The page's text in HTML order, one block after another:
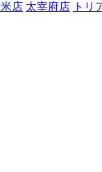
店 太宰府店 トリ